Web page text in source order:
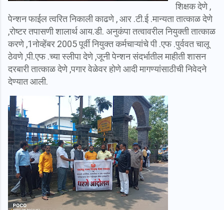
शिक्षक देणे ,
पेन्शन फाईल त्वरित निकाली काढणे , आर .टी.ई .मान्यता तात्काळ देणे
,रोष्टर तपासणी शालार्थ आय.डी. अनुकंपा तत्वावरील नियुक्ती तात्काळ
करणे ,1नोव्हेंबर 2005 पूर्वी नियुक्त कर्मचाऱ्यांचे पी .एफ .पुर्ववत चालू
ठेवणे ,पी.एफ .च्या स्लीपा देणे ,जूनी पेन्शन संदर्भातील माहीती शासन
दरबारी तात्काळ देणे ,पगार वेळेवर होणे आदी मागण्यांसाठीची निवेदने
देण्यात आली.